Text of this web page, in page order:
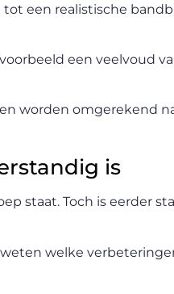
een realistische
een veelvoud
worden omgerekend
is
staat. Toch is eerder
welke